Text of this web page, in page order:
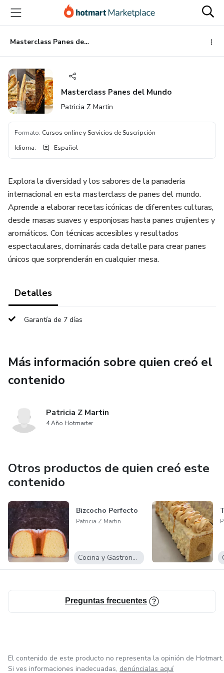
principal
página
de
página
Masterclass Panes del Mundo
Masterclass Panes del Mundo
Patricia Z Martin
Formato: Cursos online y Servicios de Suscripción
Idioma: Español
Explora la diversidad y los sabores de la panadería
internacional en esta masterclass de panes del mundo.
Aprende a elaborar recetas icónicas de diferentes culturas,
desde masas suaves y esponjosas hasta panes crujientes y
aromáticos. Con técnicas accesibles y resultados
espectaculares, dominarás cada detalle para crear panes
únicos que sorprenderán en cualquier mesa.
Detalles
Garantía de 7 días
Más información sobre quien creó el
contenido
Patricia Z Martin
4 Año Hotmarter
Otros productos de quien creó este
contenido
Bizcocho Perfecto
Patricia Z Martin
Cocina y Gastronomía
Preguntas frecuentes
El contenido de este producto no representa la opinión de Hotmart.
Si ves informaciones inadecuadas, denúncialas aquí